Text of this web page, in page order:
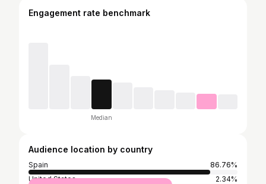
Engagement rate benchmark
Median
Audience location by country
Spain
86.76%
United States
2.34%